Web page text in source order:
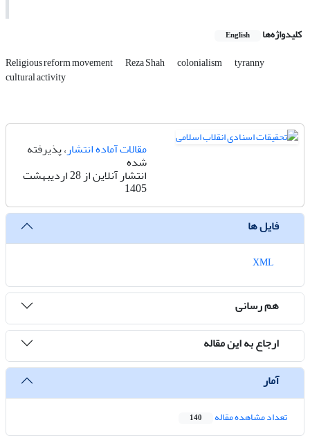
کلیدواژه‌ها English
Religious reform movement Reza Shah colonialism tyranny
cultural activity
مقالات آماده انتشار، پذیرفته
شده
انتشار آنلاین از 28 اردیبهشت
1405
فایل ها
هم رسانی
ارجاع به این مقاله
آمار
تعداد مشاهده مقاله 140